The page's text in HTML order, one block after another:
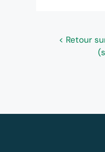
< Retour